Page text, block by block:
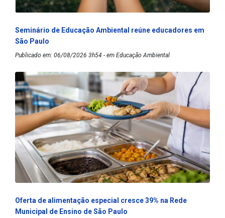
Seminário de Educação Ambiental reúne educadores em
São Paulo
Publicado em: 06/08/2026 3h54 - em Educação Ambiental
Oferta de alimentação especial cresce 39% na Rede
Municipal de Ensino de São Paulo